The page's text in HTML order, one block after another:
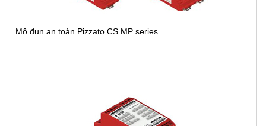
Mô đun an toàn Pizzato CS MP series